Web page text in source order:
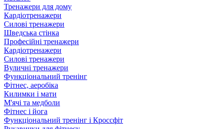
Тренажери для дому
Кардіотренажери
Силові тренажери
Шведська стінка
Професійні тренажери
Кардіотренажери
Силові тренажери
Вуличні тренажери
Функціональний тренінг
Фітнес, аеробіка
Килимки і мати
М'ячі та медболи
Фітнес і йога
Функціональний тренінг і Кроссфіт